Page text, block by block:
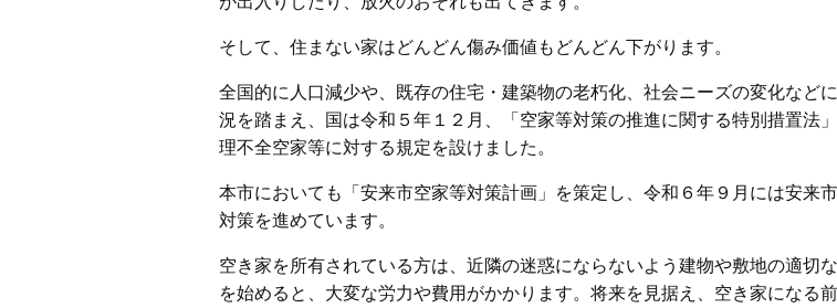
そして、住まない家はどんどん傷み価値もどんどん下がります。
全国的に人口減少や、既存の住宅・建築物の老朽化、社会ニーズの変化など
況を踏まえ、国は令和５年１２月、「空家等対策の推進に関する特別措置法
理不全空家等に対する規定を設けました。
本市においても「安来市空家等対策計画」を策定し、令和６年９月には安来
対策を進めています。
空き家を所有されている方は、近隣の迷惑にならないよう建物や敷地の適切
を始めると、大変な労力や費用がかかります。将来を見据え、空き家になる